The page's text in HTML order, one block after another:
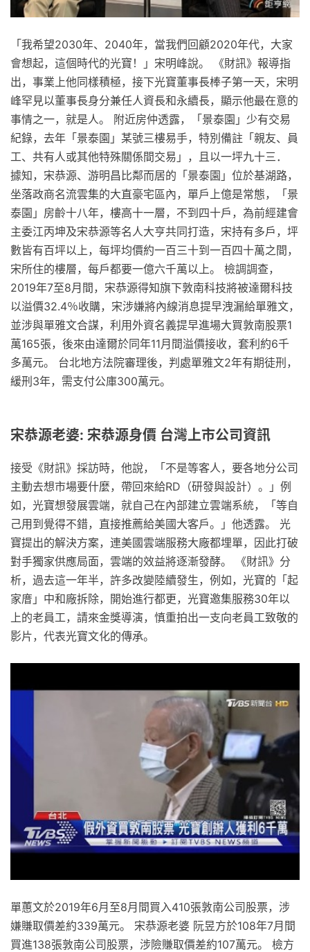
「我希望2030年、2040年，當我們回顧2020年代，大家
會想起，這個時代的光寶！」宋明峰說。 《財訊》報導指
出，事業上他同樣積極，接下光寶董事長棒子第一天，宋明
峰罕見以董事長身分兼任人資長和永續長，顯示他最在意的
事情之一，就是人。 附近房仲透露，「景泰園」少有交易
紀錄，去年「景泰園」某號三樓易手，特別備註「親友、員
工、共有人或其他特殊關係間交易」，且以一坪九十三．
據知，宋恭源、游明昌比鄰而居的「景泰園」位於基湖路，
坐落政商名流雲集的大直豪宅區內，單戶上億是常態，「景
泰園」房齡十八年，樓高十一層，不到四十戶，為前經建會
主委江丙坤及宋恭源等名人大亨共同打造，宋持有多戶，坪
數皆有百坪以上，每坪均價約一百三十到一百四十萬之間，
宋所住的樓層，每戶都要一億六千萬以上。 檢調調查，
2019年7至8月間，宋恭源得知旗下敦南科技將被達爾科技
以溢價32.4％收購，宋涉嫌將內線消息提早洩漏給單雅文，
並涉與單雅文合謀，利用外資名義提早進場大買敦南股票1
萬165張，後來由達爾於同年11月間溢價接收，套利約6千
多萬元。 台北地方法院審理後，判處單雅文2年有期徒刑，
緩刑3年，需支付公庫300萬元。
宋恭源老婆: 宋恭源身價 台灣上市公司資訊
接受《財訊》採訪時，他說，「不是等客人，要各地分公司
主動去想市場要什麼，帶回來給RD（研發與設計）。」例
如，光寶想發展雲端，就自己在內部建立雲端系統，「等自
己用到覺得不錯，直接推薦給美國大客戶。」他透露。 光
寶提出的解決方案，連美國雲端服務大廠都埋單，因此打破
對手獨家供應局面，雲端的效益將逐漸發酵。 《財訊》分
析，過去這一年半，許多改變陸續發生，例如，光寶的「起
家庴」中和廠拆除，開始進行都更，光寶邀集服務30年以
上的老員工，請來金獎導演，慎重拍出一支向老員工致敬的
影片，代表光寶文化的傳承。
單蕙文於2019年6月至8月間買入410張敦南公司股票，涉
嫌賺取價差約339萬元。 宋恭源老婆 阮昱方於108年7月間
買進138張敦南公司股票，涉險賺取價差約107萬元。 檢方